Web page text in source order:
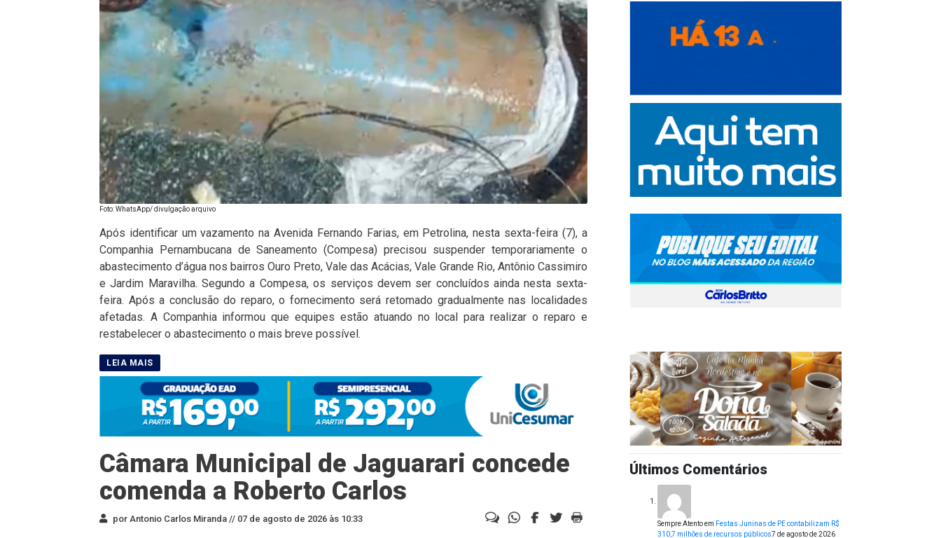
Foto: WhatsApp/ divulgação arquivo
Após identificar um vazamento na Avenida Fernando Farias, em Petrolina, nesta sexta-feira (7), a
Companhia Pernambucana de Saneamento (Compesa) precisou suspender temporariamente o
abastecimento d’água nos bairros Ouro Preto, Vale das Acácias, Vale Grande Rio, Antônio Cassimiro
e Jardim Maravilha. Segundo a Compesa, os serviços devem ser concluídos ainda nesta sexta-
feira. Após a conclusão do reparo, o fornecimento será retomado gradualmente nas localidades
afetadas. A Companhia informou que equipes estão atuando no local para realizar o reparo e
restabelecer o abastecimento o mais breve possível.
Câmara Municipal de Jaguarari concede
comenda a Roberto Carlos
por Antonio Carlos Miranda // 07 de agosto de 2026 às 10:33
Últimos Comentários
Sempre Atentoem Festas Juninas de PE contabilizam R$
310,7 milhões de recursos públicos7 de agosto de 2026